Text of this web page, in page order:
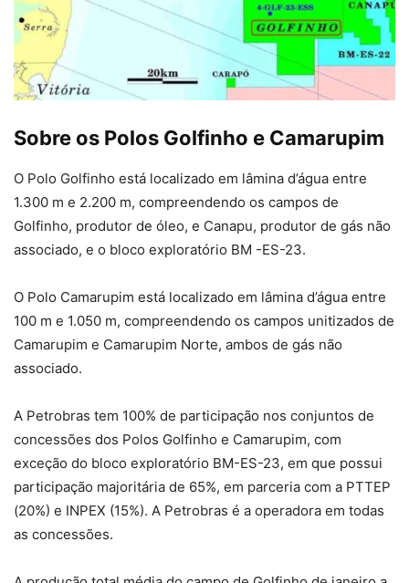
Sobre os Polos Golfinho e Camarupim
O Polo Golfinho está localizado em lâmina d’água entre
1.300 m e 2.200 m, compreendendo os campos de
Golfinho, produtor de óleo, e Canapu, produtor de gás não
associado, e o bloco exploratório BM -ES-23.
O Polo Camarupim está localizado em lâmina d’água entre
100 m e 1.050 m, compreendendo os campos unitizados de
Camarupim e Camarupim Norte, ambos de gás não
associado.
A Petrobras tem 100% de participação nos conjuntos de
concessões dos Polos Golfinho e Camarupim, com
exceção do bloco exploratório BM-ES-23, em que possui
participação majoritária de 65%, em parceria com a PTTEP
(20%) e INPEX (15%). A Petrobras é a operadora em todas
as concessões.